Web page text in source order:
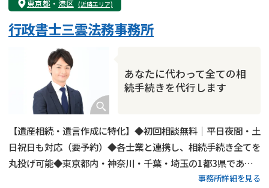
相続手続き
銀行手続き
成年後見・任意後見
贈与税
相続人調査
相続トラブル
東京都 ・ 港区 (近隣エリア)
あなたに代わって全ての相
続手続きを代行します
行政書士三雲法務事務所
【遺産相続・遺言作成に特化】◆初回相談無料｜平日夜間・土
日祝日も対応（要予約）◆各士業と連携し、相続手続き全てを
丸投げ可能◆東京都内・神奈川・千葉・埼玉の1都3県であれ
ば無料出張相談◆相続人調査代行／相続財産調査代行／遺産分
事務所詳細を見る